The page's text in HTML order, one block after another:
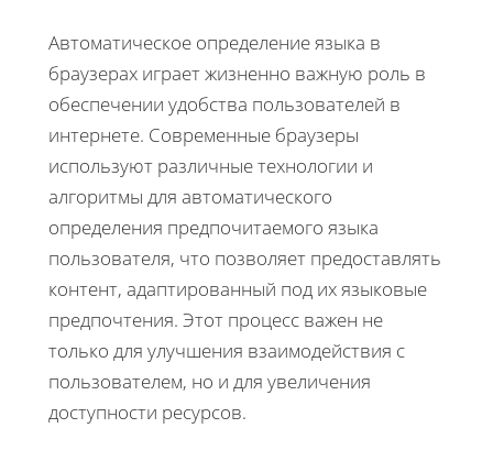
Автоматическое определение языка в
браузерах играет жизненно важную роль в
обеспечении удобства пользователей в
интернете. Современные браузеры
используют различные технологии и
алгоритмы для автоматического
определения предпочитаемого языка
пользователя, что позволяет предоставлять
контент, адаптированный под их языковые
предпочтения. Этот процесс важен не
только для улучшения взаимодействия с
пользователем, но и для увеличения
доступности ресурсов.